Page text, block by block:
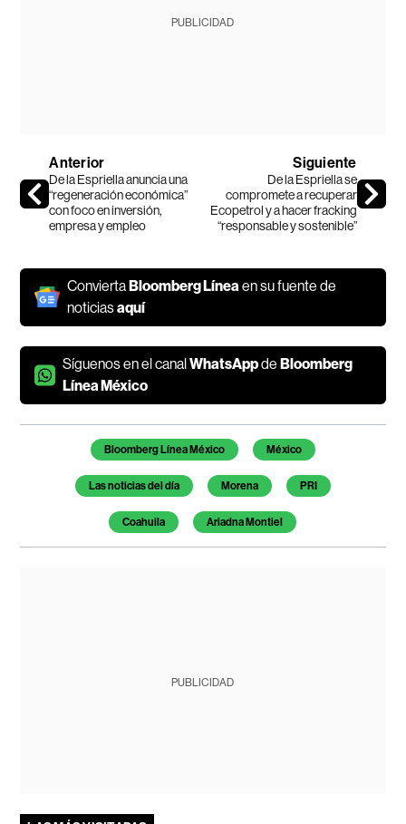
PUBLICIDAD
Anterior
De la Espriella anuncia una
“regeneración económica”
con foco en inversión,
empresa y empleo
Siguiente
De la Espriella se
compromete a recuperar
Ecopetrol y a hacer fracking
“responsable y sostenible”
ConviertaBloomberg Línea en su fuente de
noticiasaquí
Síguenos en el canalWhatsAppdeBloomberg
Línea México
Temas de este artículo
Bloomberg Línea México México
Las noticias del día Morena PRI
Coahuila Ariadna Montiel
PUBLICIDAD